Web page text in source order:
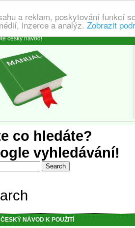
a reklam, poskytování funkcí
inzerce a analýz. Zobrazit
český návod!
co hledáte?
vyhledávání!
ČESKÝ NÁVOD K POUŽITÍ